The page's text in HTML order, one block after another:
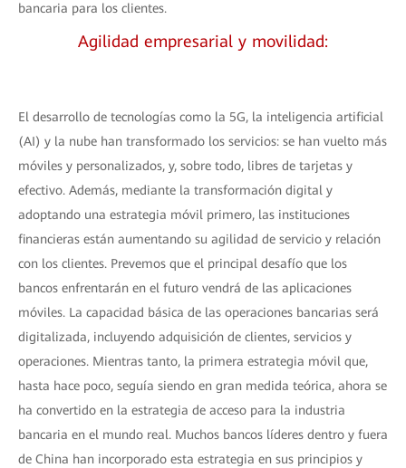
bancaria para los clientes.
Agilidad empresarial y movilidad:
El desarrollo de tecnologías como la 5G, la inteligencia artificial
(AI) y la nube han transformado los servicios: se han vuelto más
móviles y personalizados, y, sobre todo, libres de tarjetas y
efectivo. Además, mediante la transformación digital y
adoptando una estrategia móvil primero, las instituciones
financieras están aumentando su agilidad de servicio y relación
con los clientes. Prevemos que el principal desafío que los
bancos enfrentarán en el futuro vendrá de las aplicaciones
móviles. La capacidad básica de las operaciones bancarias será
digitalizada, incluyendo adquisición de clientes, servicios y
operaciones. Mientras tanto, la primera estrategia móvil que,
hasta hace poco, seguía siendo en gran medida teórica, ahora se
ha convertido en la estrategia de acceso para la industria
bancaria en el mundo real. Muchos bancos líderes dentro y fuera
de China han incorporado esta estrategia en sus principios y